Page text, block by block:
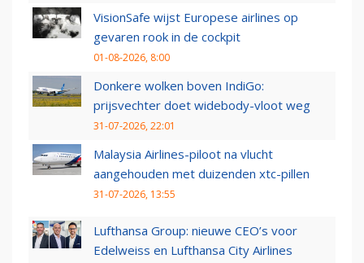
VisionSafe wijst Europese airlines op
gevaren rook in de cockpit
01-08-2026, 8:00
Donkere wolken boven IndiGo:
prijsvechter doet widebody-vloot weg
31-07-2026, 22:01
Malaysia Airlines-piloot na vlucht
aangehouden met duizenden xtc-pillen
31-07-2026, 13:55
Lufthansa Group: nieuwe CEO’s voor
Edelweiss en Lufthansa City Airlines